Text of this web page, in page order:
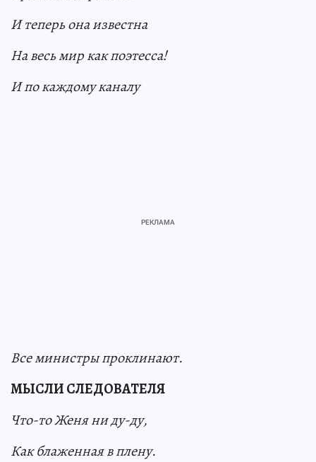
И теперь она известна
На весь мир как поэтесса!
И по каждому каналу
Все министры проклинают.
МЫСЛИ СЛЕДОВАТЕЛЯ
Что-то Женя ни ду-ду,
Как блаженная в плену.